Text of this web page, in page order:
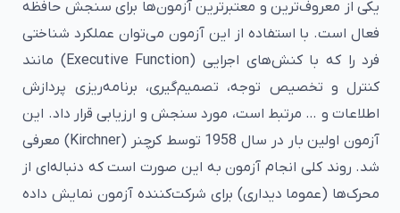
یکی از معروف‌ترین و معتبرترین آزمون‌ها برای سنجش حافظه
فعال است. با استفاده از این آزمون می‌توان عملکرد شناختی
فرد را که با کنش‌های اجرایی (Executive Function) مانند
کنترل و تخصیص توجه، تصمیم‌گیری، برنامه‌ریزی پردازش
اطلاعات و … مرتبط است، مورد سنجش و ارزیابی قرار داد. این
آزمون اولین بار در سال 1958 توسط کرچنر (Kirchner) معرفی
شد. روند کلی انجام آزمون به این صورت است که دنباله‌ای از
محرک‌ها (عموما دیداری) برای شرکت‌کننده آزمون نمایش داده